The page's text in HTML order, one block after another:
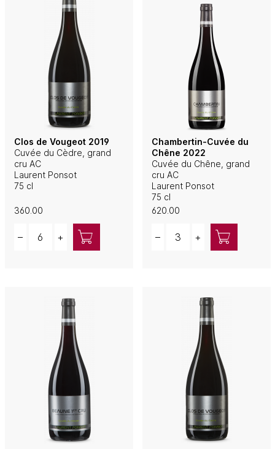
Clos de Vougeot 2019
Cuvée du Cèdre, grand
cru AC
Laurent Ponsot
75 cl
360.00
– +
Chambertin-Cuvée du
Chêne 2022
Cuvée du Chêne, grand
cru AC
Laurent Ponsot
75 cl
620.00
– +